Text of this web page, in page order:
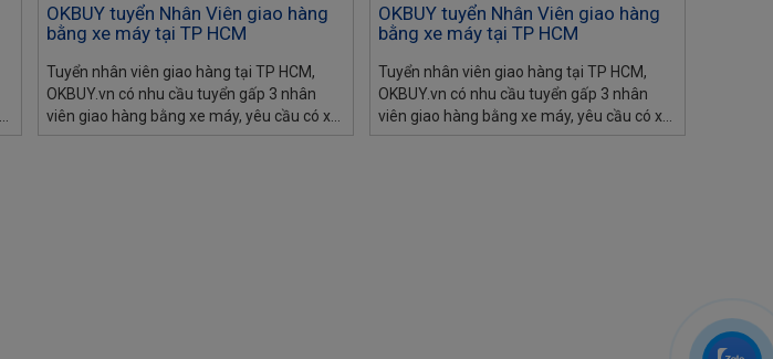
OKBUY tuyển Nhân Viên giao hàng
bằng xe máy tại TP HCM
Tuyển nhân viên giao hàng tại TP HCM,
OKBUY.vn có nhu cầu tuyển gấp 3 nhân
viên giao hàng bằng xe máy, yêu cầu có xe
máy, ưu tiên có kinh nghiệm giao hàng
OKBUY tuyển Nhân Viên giao hàng
bằng xe máy tại TP HCM
Tuyển nhân viên giao hàng tại TP HCM,
OKBUY.vn có nhu cầu tuyển gấp 3 nhân
viên giao hàng bằng xe máy, yêu cầu có xe
máy, ưu tiên có kinh nghiệm giao hàng